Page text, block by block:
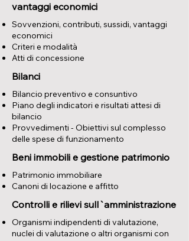
vantaggi economici
​Sovvenzioni, contributi, sussidi, vantaggi
economici
Criteri e modalità
Atti di concessione
Bilanci
Bilancio preventivo e consuntivo
Piano degli indicatori e risultati attesi di
bilancio
Provvedimenti - Obiettivi sul complesso
delle spese di funzionamento
Beni immobili e gestione patrimonio
Patrimonio immobiliare
Canoni di locazione e affitto
Controlli e rilievi sull`amministrazione
Organismi indipendenti di valutazione,
nuclei di valutazione o altri organismi con